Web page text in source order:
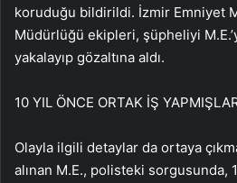
koruduğu bildirildi. İzmir Emniyet
Müdürlüğü ekipleri, şüpheliyi
yakalayıp gözaltına aldı.
10 YIL ÖNCE ORTAK İŞ
Olayla ilgili detaylar da ortaya
alınan M.E., polisteki sorgusunda,